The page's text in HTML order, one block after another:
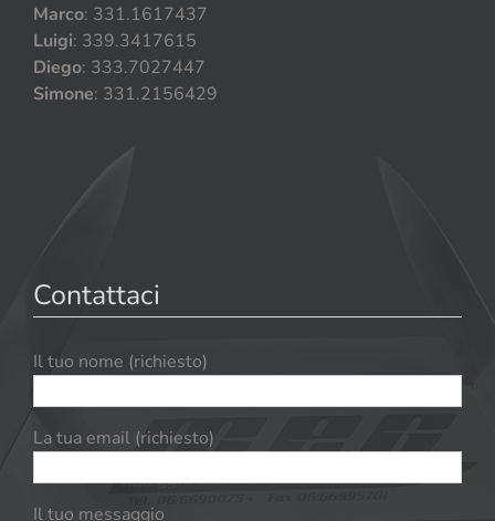
Marco: 331.1617437
Luigi: 339.3417615
Diego: 333.7027447
Simone: 331.2156429
Contattaci
Il tuo nome (richiesto)
La tua email (richiesto)
Il tuo messaggio